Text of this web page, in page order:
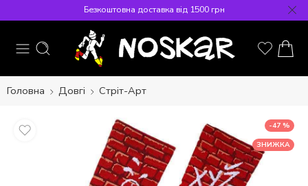
Безкоштовна доставка від 1500 грн
Головна Довгі Стріт-Арт
-47 %
ЗНИЖКА